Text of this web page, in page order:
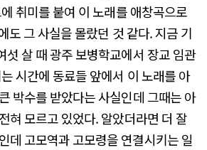
취미를 붙여 이 노래를 애창곡으로
도 그 사실을 몰랐던 것 같다. 지금 기
섯 살 때 광주 보병학교에서 장교 임관
시간에 동료들 앞에서 이 노래를 아
박수를 받았다는 사실인데 그때는 아
혀 모르고 있었다. 알았더라면 더 잘
데 고모역과 고모령을 연결시키는 일